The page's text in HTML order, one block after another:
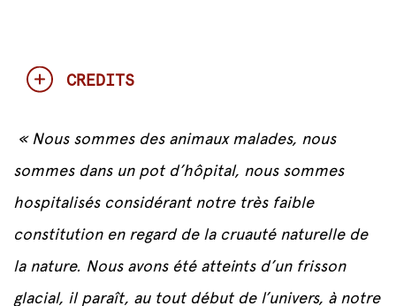
CREDITS
« Nous sommes des animaux malades, nous
sommes dans un pot d’hôpital, nous sommes
hospitalisés considérant notre très faible
constitution en regard de la cruauté naturelle de
la nature. Nous avons été atteints d’un frisson
glacial, il paraît, au tout début de l’univers, à notre